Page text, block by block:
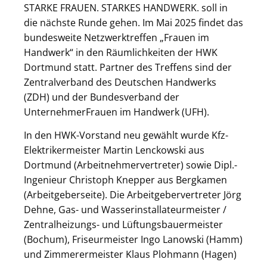
STARKE FRAUEN. STARKES HANDWERK. soll in
die nächste Runde gehen. Im Mai 2025 findet das
bundesweite Netzwerktreffen „Frauen im
Handwerk“ in den Räumlichkeiten der HWK
Dortmund statt. Partner des Treffens sind der
Zentralverband des Deutschen Handwerks
(ZDH) und der Bundesverband der
UnternehmerFrauen im Handwerk (UFH).
In den HWK-Vorstand neu gewählt wurde Kfz-
Elektrikermeister Martin Lenckowski aus
Dortmund (Arbeitnehmervertreter) sowie Dipl.-
Ingenieur Christoph Knepper aus Bergkamen
(Arbeitgeberseite). Die Arbeitgebervertreter Jörg
Dehne, Gas- und Wasserinstallateurmeister /
Zentralheizungs- und Lüftungsbauermeister
(Bochum), Friseurmeister Ingo Lanowski (Hamm)
und Zimmerermeister Klaus Plohmann (Hagen)